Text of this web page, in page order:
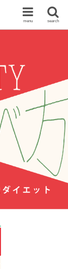
search
menu